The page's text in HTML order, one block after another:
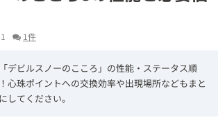
1件
デビルスノーのこころ」の性能・ステータス順
心珠ポイントへの交換効率や出現場所などもまと
してください。